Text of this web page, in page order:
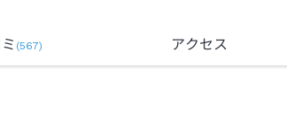
(567) アクセス